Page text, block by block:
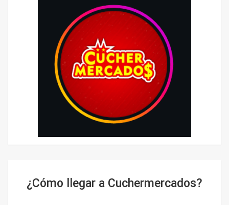
¿Cómo llegar a Cuchermercados?